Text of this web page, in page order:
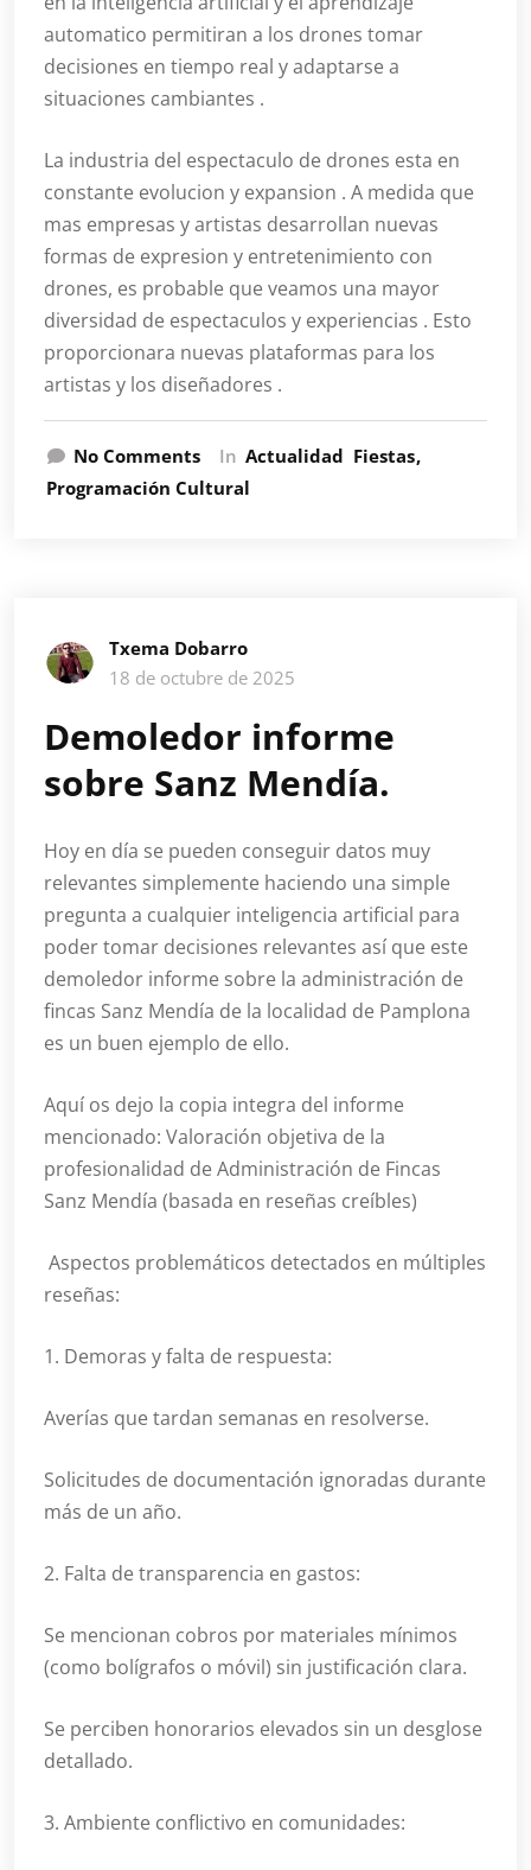
automatico permitiran a los drones tomar
decisiones en tiempo real y adaptarse a
situaciones cambiantes .
La industria del espectaculo de drones esta en
constante evolucion y expansion . A medida que
mas empresas y artistas desarrollan nuevas
formas de expresion y entretenimiento con
drones, es probable que veamos una mayor
diversidad de espectaculos y experiencias . Esto
proporcionara nuevas plataformas para los
artistas y los diseñadores .
No Comments In Actualidad Fiestas
Programación Cultural
Txema Dobarro
18 de octubre de 2025
Demoledor informe
sobre Sanz Mendía.
Hoy en día se pueden conseguir datos muy
relevantes simplemente haciendo una simple
pregunta a cualquier inteligencia artificial para
poder tomar decisiones relevantes así que este
demoledor informe sobre la administración de
fincas Sanz Mendía de la localidad de Pamplona
es un buen ejemplo de ello.
Aquí os dejo la copia integra del informe
mencionado: Valoración objetiva de la
profesionalidad de Administración de Fincas
Sanz Mendía (basada en reseñas creíbles)
Aspectos problemáticos detectados en múltiples
reseñas:
1. Demoras y falta de respuesta:
Averías que tardan semanas en resolverse.
Solicitudes de documentación ignoradas durante
más de un año.
2. Falta de transparencia en gastos:
Se mencionan cobros por materiales mínimos
(como bolígrafos o móvil) sin justificación clara.
Se perciben honorarios elevados sin un desglose
detallado.
3. Ambiente conflictivo en comunidades: